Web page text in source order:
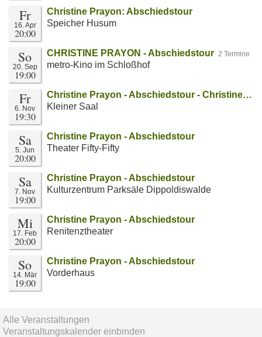
Fr
16. Apr
20:00
Christine Prayon: Abschiedstour
Speicher Husum
So
20. Sep
19:00
2 Termine
CHRISTINE PRAYON - Abschiedstour
metro-Kino im Schloßhof
Fr
6. Nov
19:30
Christine Prayon - Abschiedstour - Christine…
Kleiner Saal
Sa
5. Jun
20:00
Christine Prayon - Abschiedstour
Theater Fifty-Fifty
Sa
7. Nov
19:00
Christine Prayon - Abschiedstour
Kulturzentrum Parksäle Dippoldiswalde
Mi
17. Feb
20:00
Christine Prayon - Abschiedstour
Renitenztheater
So
14. Mär
19:00
Christine Prayon - Abschiedstour
Vorderhaus
Alle Veranstaltungen
Veranstaltungskalender einbinden